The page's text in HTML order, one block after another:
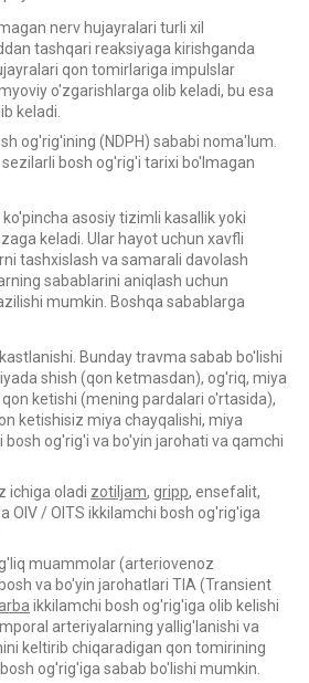
nerv hujayralari turli xil
tashqari reaksiyaga kirishganda
qon tomirlariga impulslar
o'zgarishlarga olib keladi, bu esa
keladi.
og'rig'ining (NDPH) sababi noma'lum.
bosh og'rig'i tarixi bo'lmagan
ko'pincha asosiy tizimli kasallik yoki
keladi. Ular hayot uchun xavfli
tashxislash va samarali davolash
sabablarini aniqlash uchun
mumkin. Boshqa sabablarga
Bunday travma sabab bo'lishi
shish (qon ketmasdan), og'riq, miya
ketishi (mening pardalari o'rtasida),
ketishisiz miya chayqalishi, miya
bosh og'rig'i va bo'yin jarohati va qamchi
ichiga oladi zotiljam, gripp, ensefalit,
OIV / OITS ikkilamchi bosh og'rig'iga
muammolar (arteriovenoz
va bo'yin jarohatlari TIA (Transient
ikkilamchi bosh og'rig'iga olib kelishi
arteriyalarning yallig'lanishi va
keltirib chiqaradigan qon tomirining
og'rig'iga sabab bo'lishi mumkin.